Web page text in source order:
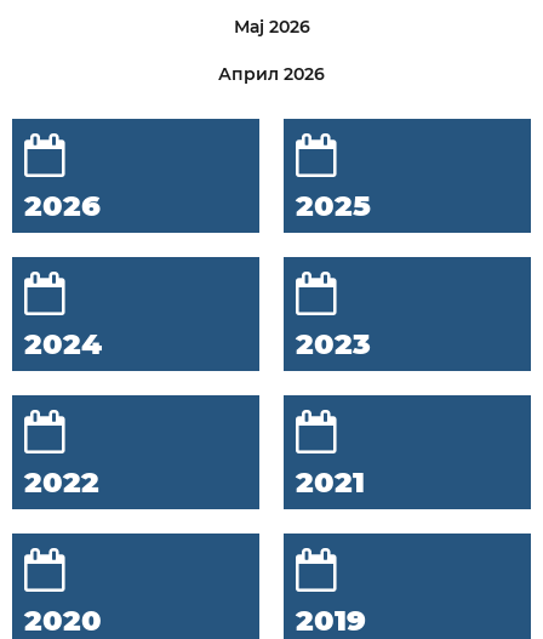
Мај 2026
Април 2026
2026 2025
2024 2023
2022 2021
2020 2019